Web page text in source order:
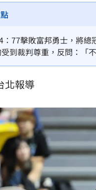
黑夜奇俠」等12人起訴
財政部 開轟：不負責
架走 4小黨要求究責
！Joeman憂建文離職
機會單獨發白海豚陸警
偷又騙…把全聯當提款
中 20:31
77擊敗富邦勇士，將
到裁判尊重，反問：「
北報導